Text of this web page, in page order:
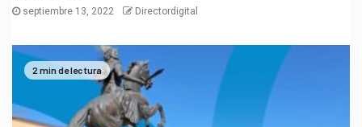
septiembre 13, 2022 Directordigital
2 min de lectura